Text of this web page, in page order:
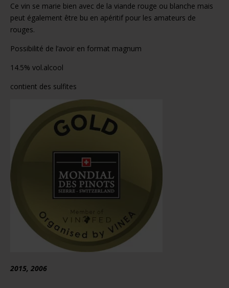
Ce vin se marie bien avec de la viande rouge ou blanche mais
peut également être bu en apéritif pour les amateurs de
rouges.
Possibilité de l’avoir en format magnum
14.5% vol.alcool
contient des sulfites
2015, 2006